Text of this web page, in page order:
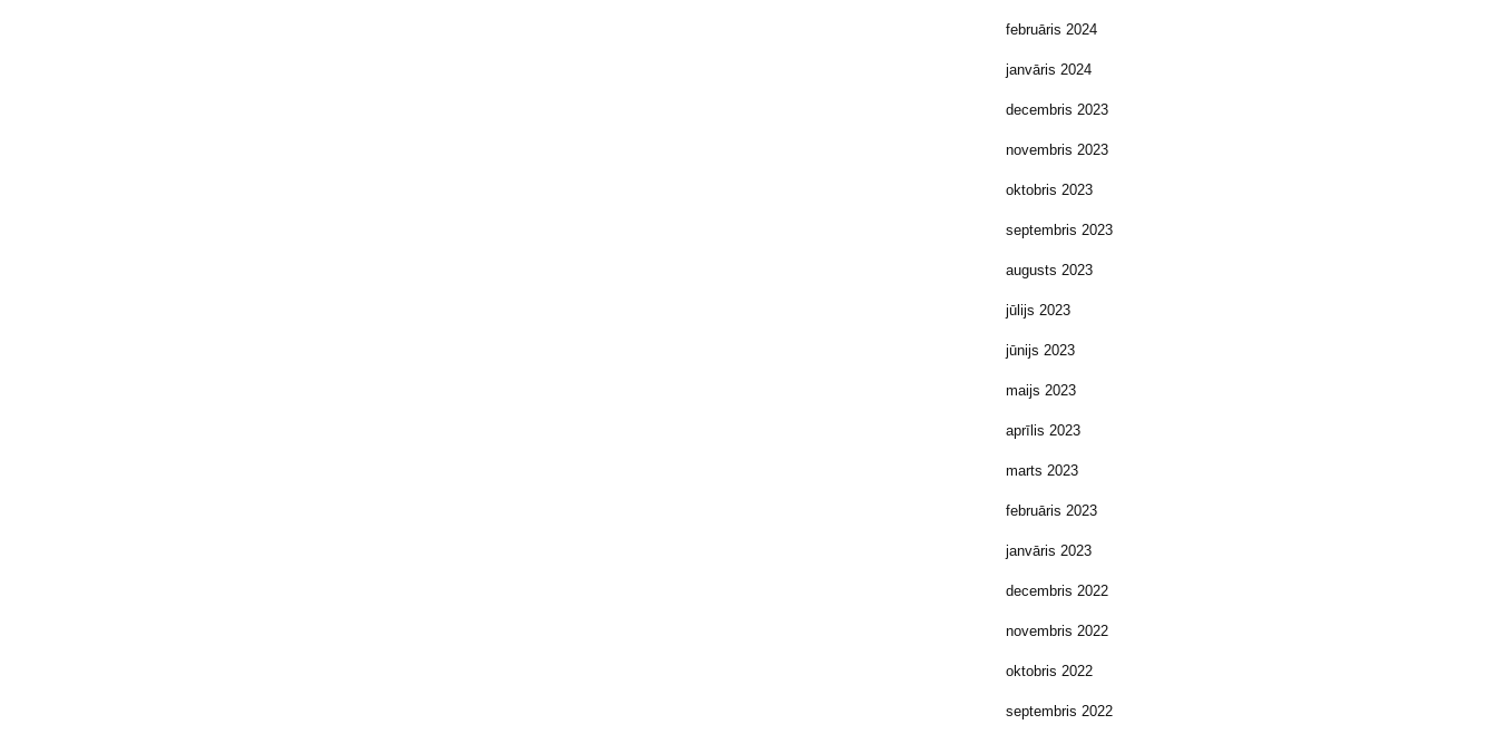
februāris 2024
janvāris 2024
decembris 2023
novembris 2023
oktobris 2023
septembris 2023
augusts 2023
jūlijs 2023
jūnijs 2023
maijs 2023
aprīlis 2023
marts 2023
februāris 2023
janvāris 2023
decembris 2022
novembris 2022
oktobris 2022
septembris 2022